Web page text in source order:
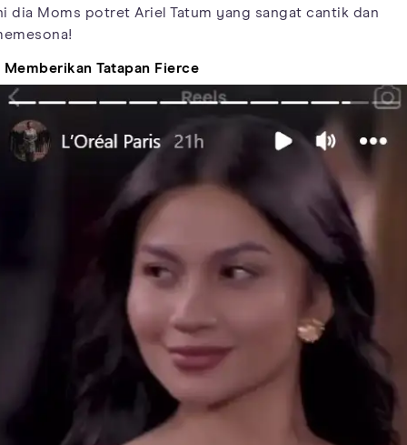
dia Moms potret Ariel Tatum yang sangat cantik dan
Memberikan Tatapan Fierce